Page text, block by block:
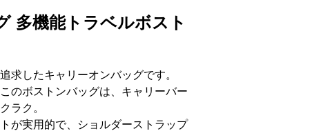
多機能トラベルボスト
求したキャリーオンバッグです。
のボストンバッグは、キャリーバー
ラク。
が実用的で、ショルダーストラップ